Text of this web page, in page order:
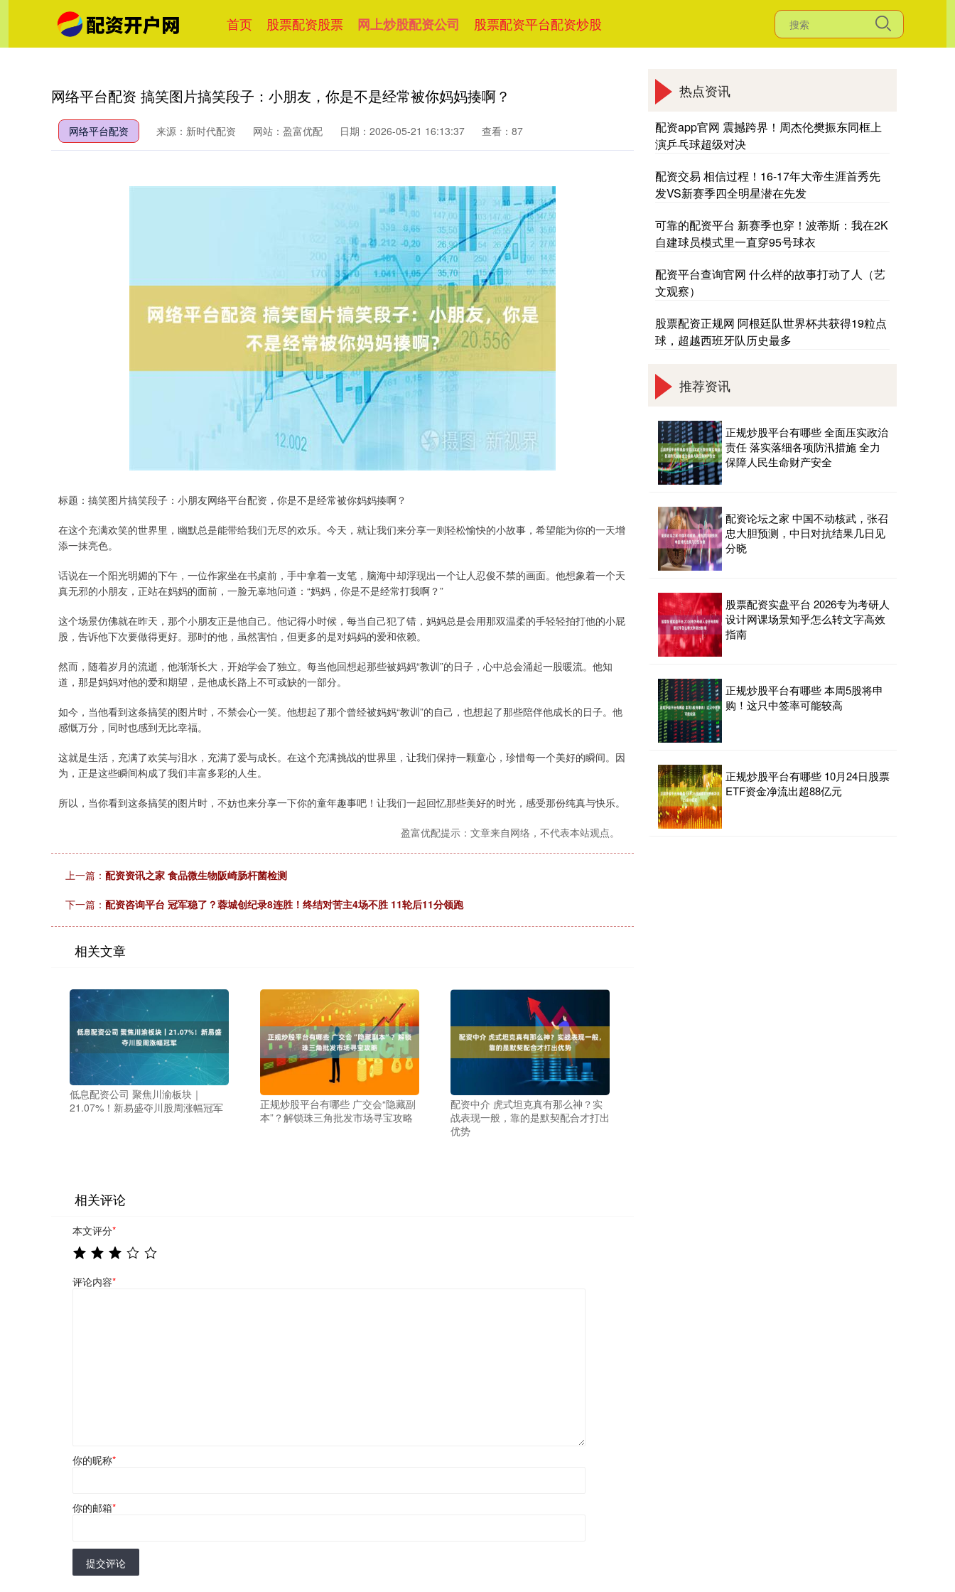
首页 股票配资股票 网上炒股配资公司 股票配资平台配资炒股
网络平台配资 搞笑图片搞笑段子：小朋友，你是不是经常被你妈妈揍啊？
网络平台配资 来源：新时代配资 网站：盈富优配 日期：2026-05-21 16:13:37 查看：87
标题：搞笑图片搞笑段子：小朋友网络平台配资，你是不是经常被你妈妈揍啊？
在这个充满欢笑的世界里，幽默总是能带给我们无尽的欢乐。今天，就让我们来分享一则轻松愉快的小故事，希望能为你的一天增
添一抹亮色。
话说在一个阳光明媚的下午，一位作家坐在书桌前，手中拿着一支笔，脑海中却浮现出一个让人忍俊不禁的画面。他想象着一个天
真无邪的小朋友，正站在妈妈的面前，一脸无辜地问道：“妈妈，你是不是经常打我啊？”
这个场景仿佛就在昨天，那个小朋友正是他自己。他记得小时候，每当自己犯了错，妈妈总是会用那双温柔的手轻轻拍打他的小屁
股，告诉他下次要做得更好。那时的他，虽然害怕，但更多的是对妈妈的爱和依赖。
然而，随着岁月的流逝，他渐渐长大，开始学会了独立。每当他回想起那些被妈妈“教训”的日子，心中总会涌起一股暖流。他知
道，那是妈妈对他的爱和期望，是他成长路上不可或缺的一部分。
如今，当他看到这条搞笑的图片时，不禁会心一笑。他想起了那个曾经被妈妈“教训”的自己，也想起了那些陪伴他成长的日子。他
感慨万分，同时也感到无比幸福。
这就是生活，充满了欢笑与泪水，充满了爱与成长。在这个充满挑战的世界里，让我们保持一颗童心，珍惜每一个美好的瞬间。因
为，正是这些瞬间构成了我们丰富多彩的人生。
所以，当你看到这条搞笑的图片时，不妨也来分享一下你的童年趣事吧！让我们一起回忆那些美好的时光，感受那份纯真与快乐。
盈富优配提示：文章来自网络，不代表本站观点。
上一篇： 配资资讯之家 食品微生物阪崎肠杆菌检测
下一篇： 配资咨询平台 冠军稳了？蓉城创纪录8连胜！终结对苦主4场不胜 11轮后11分领跑
相关文章
低息配资公司 聚焦川渝板块｜
21.07%！新易盛夺川股周涨幅冠军
正规炒股平台有哪些 广交会“隐藏副
本”？解锁珠三角批发市场寻宝攻略
配资中介 虎式坦克真有那么神？实
战表现一般，靠的是默契配合才打出
优势
相关评论
本文评分*
评论内容*
你的昵称*
你的邮箱*
提交评论
热点资讯
配资app官网 震撼跨界！周杰伦樊振东同框上
演乒乓球超级对决
配资交易 相信过程！16-17年大帝生涯首秀先
发VS新赛季四全明星潜在先发
可靠的配资平台 新赛季也穿！波蒂斯：我在2K
自建球员模式里一直穿95号球衣
配资平台查询官网 什么样的故事打动了人（艺
文观察）
股票配资正规网 阿根廷队世界杯共获得19粒点
球，超越西班牙队历史最多
推荐资讯
正规炒股平台有哪些 全面压实政治
责任 落实落细各项防汛措施 全力
保障人民生命财产安全
配资论坛之家 中国不动核武，张召
忠大胆预测，中日对抗结果几日见
分晓
股票配资实盘平台 2026专为考研人
设计网课场景知乎怎么转文字高效
指南
正规炒股平台有哪些 本周5股将申
购！这只中签率可能较高
正规炒股平台有哪些 10月24日股票
ETF资金净流出超88亿元